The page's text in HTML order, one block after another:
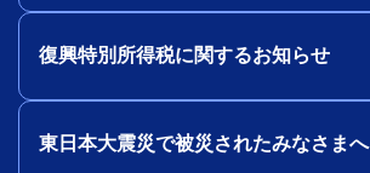
復興特別所得税に関するお知らせ
東日本大震災で被災されたみなさまへ